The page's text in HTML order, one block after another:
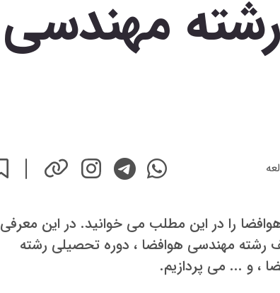
مهندسی
را در این مطلب می خوانید. در این معرفی
رشته مهندسی هوافضا ، دوره تحصیلی رشته
، و ... می پردازیم.